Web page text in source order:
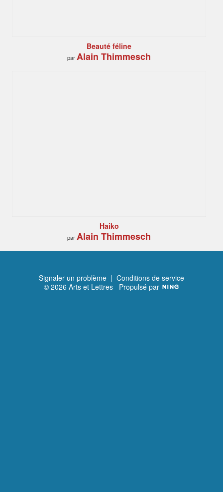
Beauté féline
parAlain Thimmesch
Haiko
parAlain Thimmesch
Signaler un problème | Conditions de service
© 2026 Arts et Lettres Propulsé par